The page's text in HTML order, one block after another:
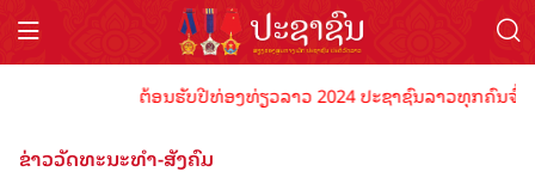
ຕ້ອນຮັບປີທ່ອງທ່ຽວລາວ 2024 ປະຊາຊົນລາວທຸກຄົນຈົ່ງ
ຂ່າວວັດທະນະທຳ-ສັງຄົມ